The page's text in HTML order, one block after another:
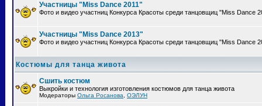
Участницы "Miss Dance 2011"
Фото и видео участниц Конкурса Красоты среди танцовщиц "Miss Dance
Участницы "Miss Dance 2013"
Фото и видео участниц Конкурса Красоты среди танцовщиц "Miss Dance
Костюмы для танца живота
Сшить костюм
Выкройки и технология изготовления костюмов для танца живота
Модераторы Ольга Росанова ОЭЛУН